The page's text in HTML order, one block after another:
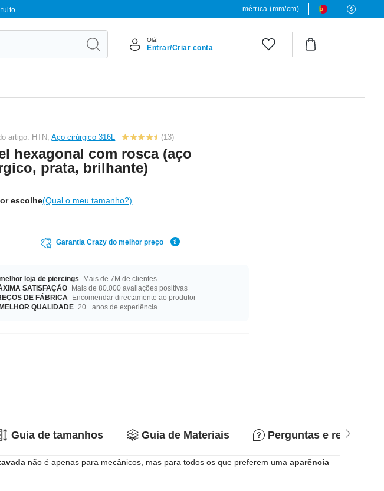
métrica (mm/cm)
Olá!
Entrar/Criar conta
artigo: HTN,Aço cirúrgico 316L (13)
hexagonal com rosca (aço
prata, brilhante)
escolhe(Qual o meu tamanho?)
Garantia Crazy do melhor preço
loja de piercings
Mais de 7M de clientes
SATISFAÇÃO Mais de 80.000 avaliações positivas
DE FÁBRICA
Encomendar directamente ao produtor
QUALIDADE 20+ anos de experiência
Guia de tamanhos Guia de Materiais Perguntas e respostas
não é apenas para mecânicos, mas para todos os que preferem uma aparência